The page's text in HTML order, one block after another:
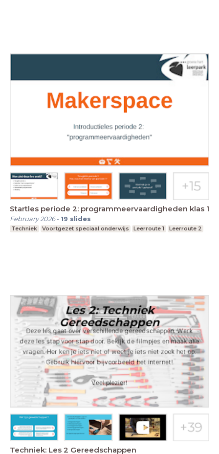
Startles periode 2: programmeervaardigheden klas 1
February 2026- 19 slides
Techniek Voortgezet speciaal onderwijs Leerroute 1 Leerroute 2
Techniek: Les 2 Gereedschappen